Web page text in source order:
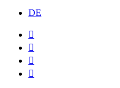
DE



